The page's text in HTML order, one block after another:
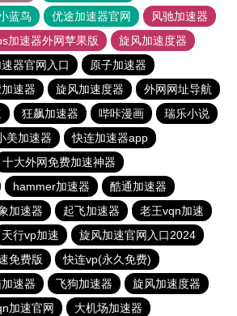
蓝鸟 优途加速器官网
风驰加速器
加速器外网苹果版
旋风加速度器
器官网入口
原子加速器
速器 旋风加速度器
外网网址导航
狂飙加速器 哔咔漫画
瑞乐小说
美加速器
快连加速器app
十大外网免费加速神器
hammer加速器
酷通加速器
加速器 起飞加速器
老王vqn加速
天行vp加速
旋风加速官网入口2024
免费版
快连vp(永久免费)
速器 飞狗加速器
旋风加速度器
加速官网 大机场加速器